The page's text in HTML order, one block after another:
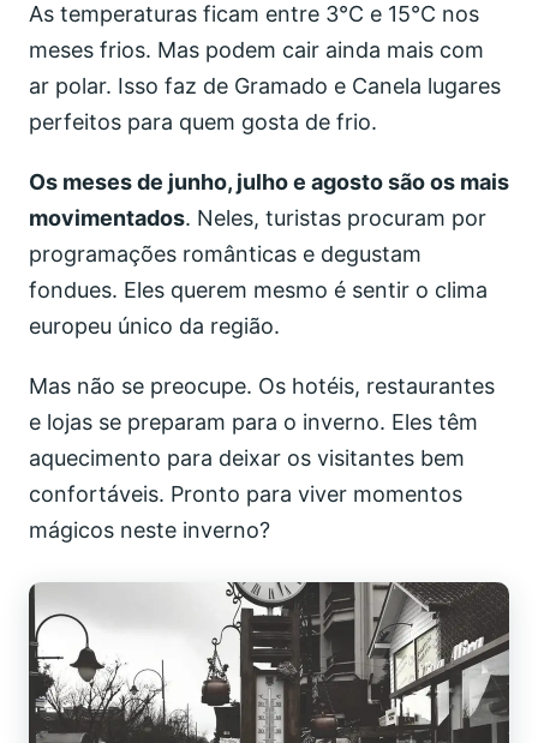
As temperaturas ficam entre 3°C e 15°C nos
meses frios. Mas podem cair ainda mais com
ar polar. Isso faz de Gramado e Canela lugares
perfeitos para quem gosta de frio.
Os meses de junho, julho e agosto são os mais
movimentados. Neles, turistas procuram por
programações românticas e degustam
fondues. Eles querem mesmo é sentir o clima
europeu único da região.
Mas não se preocupe. Os hotéis, restaurantes
e lojas se preparam para o inverno. Eles têm
aquecimento para deixar os visitantes bem
confortáveis. Pronto para viver momentos
mágicos neste inverno?